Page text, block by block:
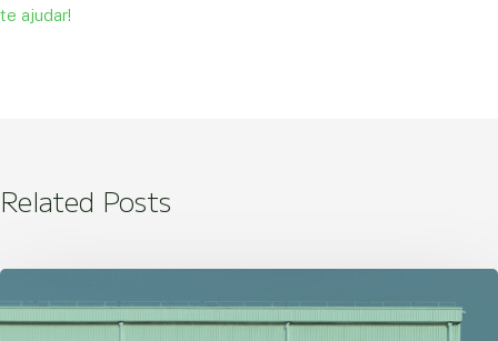
te ajudar!
Related Posts